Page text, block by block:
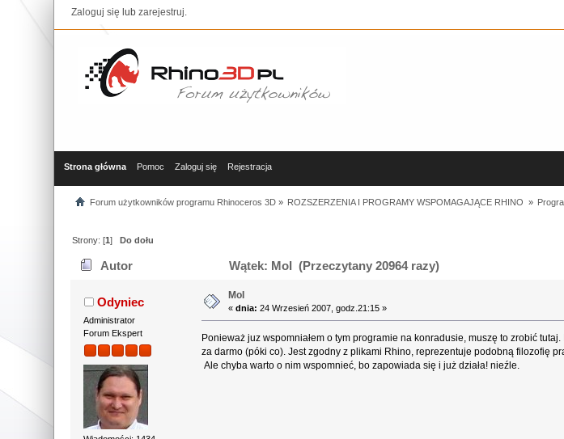
Zaloguj się lubzarejestruj.
Strona główna Pomoc Zaloguj się Rejestracja
Forum użytkowników programu Rhinoceros 3D» ROZSZERZENIA I PROGRAMY WSPOMAGAJĄCE RHINO »
Strony: [1]Do dołu
Autor Wątek: MoI (Przeczytany 20964 razy)
Odyniec
Administrator
Forum Ekspert
MoI
« dnia: 24 Wrzesień 2007, godz.21:15 »
Ponieważ juz wspomniałem o tym programie na konradusie, muszę to zrobić
za darmo (póki co). Jest zgodny z plikami Rhino, reprezentuje podobną filozofię
Ale chyba warto o nim wspomnieć, bo zapowiada się i już działa! nieźle.